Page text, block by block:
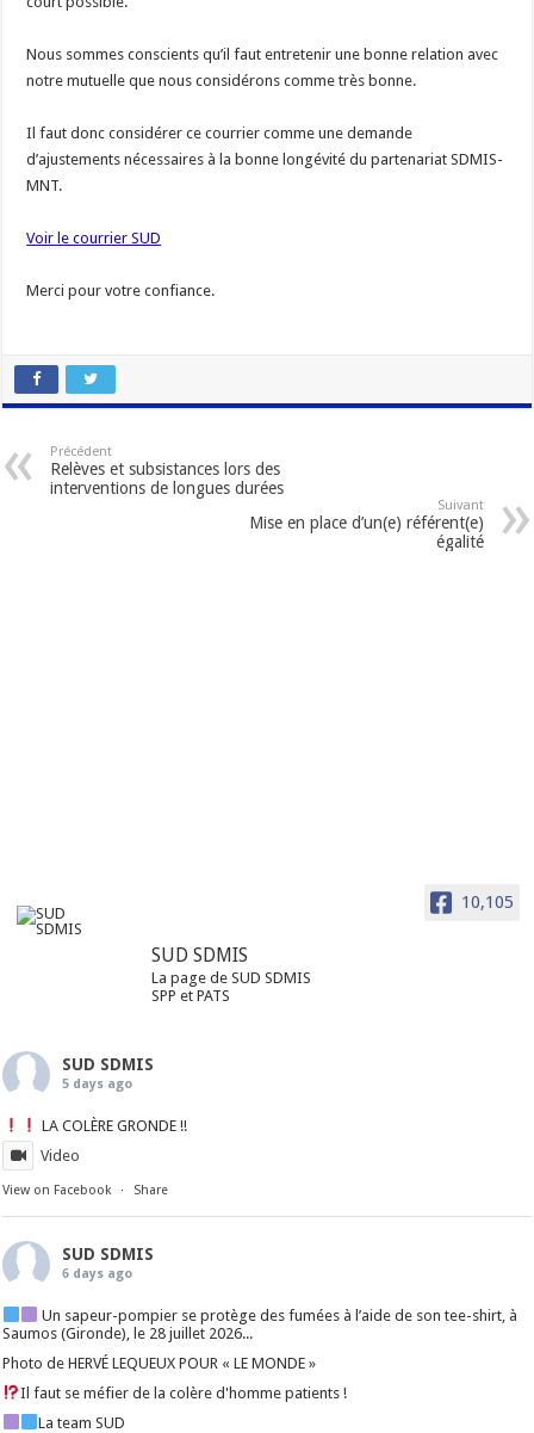
Nous sommes conscients qu’il faut entretenir une bonne relation avec
notre mutuelle que nous considérons comme très bonne.
Il faut donc considérer ce courrier comme une demande
d’ajustements nécessaires à la bonne longévité du partenariat SDMIS-
MNT.
Voir le courrier SUD
Merci pour votre confiance.
Précédent
Relèves et subsistances lors des
interventions de longues durées
Suivant
Mise en place d’un(e) référent(e)
égalité
10,105
SUD SDMIS
La page de SUD SDMIS
SPP et PATS
SUD SDMIS
5 days ago
LA COLÈRE GRONDE !!
Video
View on Facebook · Share
SUD SDMIS
6 days ago
Un sapeur-pompier se protège des fumées à l’aide de son tee-shirt, à
Saumos (Gironde), le 28 juillet 2026...
Photo de HERVÉ LEQUEUX POUR « LE MONDE »
Il faut se méfier de la colère d'homme patients !
La team SUD